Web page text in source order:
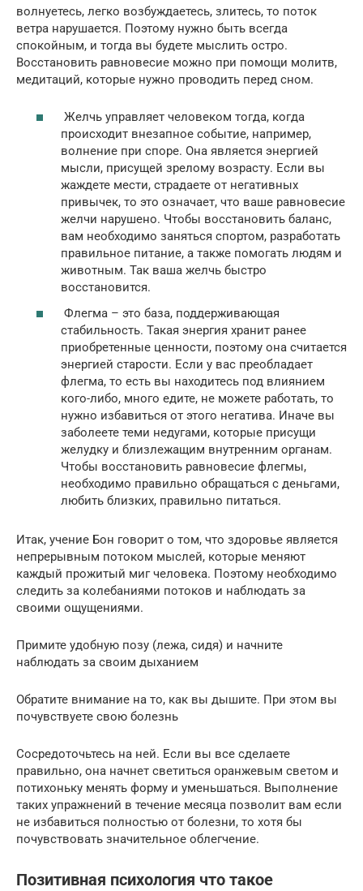
волнуетесь, легко возбуждаетесь, злитесь, то поток
ветра нарушается. Поэтому нужно быть всегда
спокойным, и тогда вы будете мыслить остро.
Восстановить равновесие можно при помощи молитв,
медитаций, которые нужно проводить перед сном.
Желчь управляет человеком тогда, когда
происходит внезапное событие, например,
волнение при споре. Она является энергией
мысли, присущей зрелому возрасту. Если вы
жаждете мести, страдаете от негативных
привычек, то это означает, что ваше равновесие
желчи нарушено. Чтобы восстановить баланс,
вам необходимо заняться спортом, разработать
правильное питание, а также помогать людям и
животным. Так ваша желчь быстро
восстановится.
Флегма – это база, поддерживающая
стабильность. Такая энергия хранит ранее
приобретенные ценности, поэтому она считается
энергией старости. Если у вас преобладает
флегма, то есть вы находитесь под влиянием
кого-либо, много едите, не можете работать, то
нужно избавиться от этого негатива. Иначе вы
заболеете теми недугами, которые присущи
желудку и близлежащим внутренним органам.
Чтобы восстановить равновесие флегмы,
необходимо правильно обращаться с деньгами,
любить близких, правильно питаться.
Итак, учение Бон говорит о том, что здоровье является
непрерывным потоком мыслей, которые меняют
каждый прожитый миг человека. Поэтому необходимо
следить за колебаниями потоков и наблюдать за
своими ощущениями.
Примите удобную позу (лежа, сидя) и начните
наблюдать за своим дыханием
Обратите внимание на то, как вы дышите. При этом вы
почувствуете свою болезнь
Сосредоточьтесь на ней. Если вы все сделаете
правильно, она начнет светиться оранжевым светом и
потихоньку менять форму и уменьшаться. Выполнение
таких упражнений в течение месяца позволит вам если
не избавиться полностью от болезни, то хотя бы
почувствовать значительное облегчение.
Позитивная психология что такое